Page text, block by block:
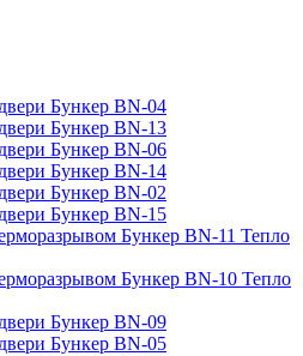
Бункер BN-04
Бункер BN-13
Бункер BN-06
Бункер BN-14
Бункер BN-02
Бункер BN-15
Бункер BN-11 Тепло
Бункер BN-10 Тепло
Бункер BN-09
Бункер BN-05